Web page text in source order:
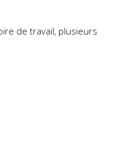
de travail, plusieurs